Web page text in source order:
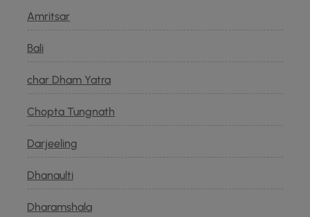
Amritsar
Bali
char Dham Yatra
Chopta Tungnath
Darjeeling
Dhanaulti
Dharamshala